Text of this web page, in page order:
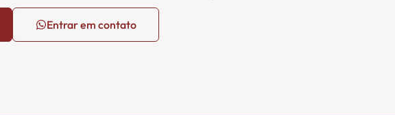
Entrar em contato